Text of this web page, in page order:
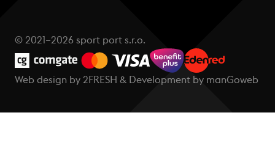
© 2021–2026 sport port s.r.o.
Web design by 2FRESH & Development by manGoweb